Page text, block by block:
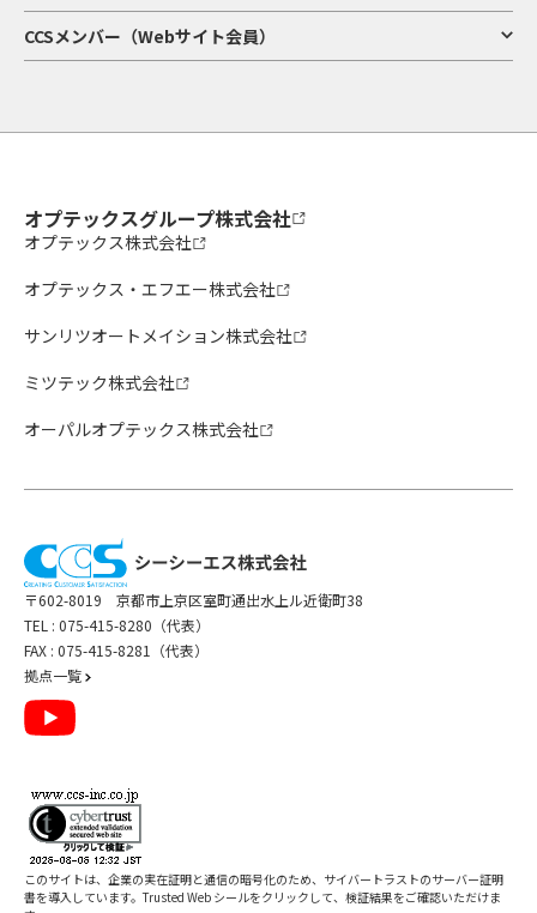
CCSメンバー（Webサイト会員）
オプテックスグループ株式会社
オプテックス株式会社
オプテックス・エフエー株式会社
サンリツオートメイション株式会社
ミツテック株式会社
オーパルオプテックス株式会社
〒602-8019 京都市上京区室町通出水上ル近衛町38
TEL : 075-415-8280（代表）
FAX : 075-415-8281（代表）
拠点一覧
このサイトは、企業の実在証明と通信の暗号化のため、サイバートラストのサーバー証明
書を導入しています。Trusted Web シールをクリックして、検証結果をご確認いただけま